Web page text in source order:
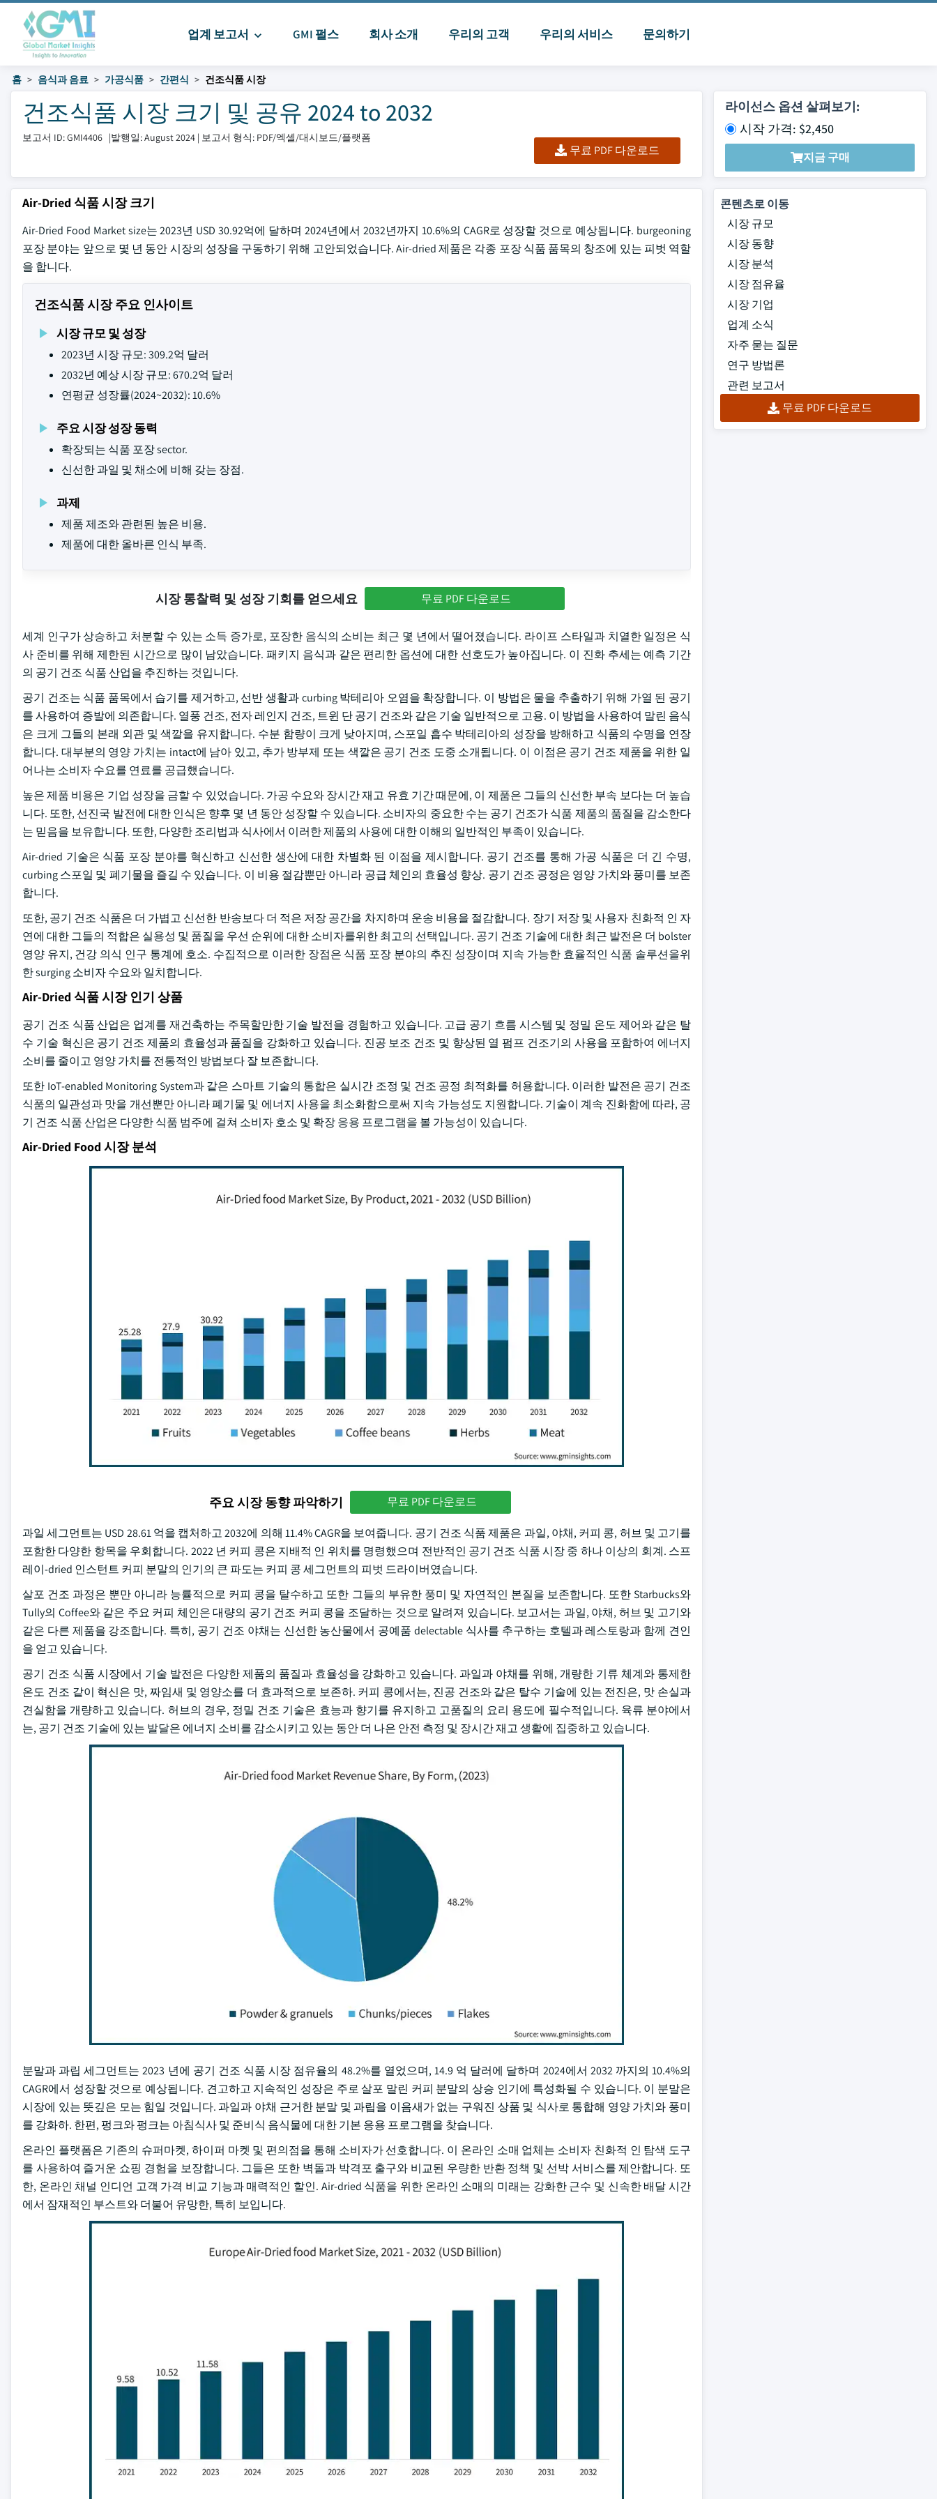
업계 보고서 GMI 펄스 회사 소개 우리의 고객 우리의 서비스 문의하기
홈 음식과 음료 가공식품 간편식 건조식품 시장
건조식품 시장 크기 및 공유 2024 to 2032
보고서 ID: GMI4406 |발행일: August 2024 | 보고서 형식: PDF/엑셀/대시보드/플랫폼
무료 PDF 다운로드
라이선스 옵션 살펴보기:
시작 가격: $2,450
지금 구매
Air-Dried 식품 시장 크기
Air-Dried Food Market size는 2023년 USD 30.92억에 달하며 2024년에서 2032년까지 10.6%의 CAGR로 성장할 것으로 예상됩니다. burgeoning
포장 분야는 앞으로 몇 년 동안 시장의 성장을 구동하기 위해 고안되었습니다. Air-dried 제품은 각종 포장 식품 품목의 창조에 있는 피벗 역할
을 합니다.
건조식품 시장 주요 인사이트
시장 규모 및 성장
2023년 시장 규모: 309.2억 달러
2032년 예상 시장 규모: 670.2억 달러
연평균 성장률(2024~2032): 10.6%
주요 시장 성장 동력
확장되는 식품 포장 sector.
신선한 과일 및 채소에 비해 갖는 장점.
과제
제품 제조와 관련된 높은 비용.
제품에 대한 올바른 인식 부족.
시장 통찰력 및 성장 기회를 얻으세요 무료 PDF 다운로드
세계 인구가 상승하고 처분할 수 있는 소득 증가로, 포장한 음식의 소비는 최근 몇 년에서 떨어졌습니다. 라이프 스타일과 치열한 일정은 식
사 준비를 위해 제한된 시간으로 많이 남았습니다. 패키지 음식과 같은 편리한 옵션에 대한 선호도가 높아집니다. 이 진화 추세는 예측 기간
의 공기 건조 식품 산업을 추진하는 것입니다.
공기 건조는 식품 품목에서 습기를 제거하고, 선반 생활과 curbing 박테리아 오염을 확장합니다. 이 방법은 물을 추출하기 위해 가열 된 공기
를 사용하여 증발에 의존합니다. 열풍 건조, 전자 레인지 건조, 트윈 단 공기 건조와 같은 기술 일반적으로 고용. 이 방법을 사용하여 말린 음식
은 크게 그들의 본래 외관 및 색깔을 유지합니다. 수분 함량이 크게 낮아지며, 스포일 흡수 박테리아의 성장을 방해하고 식품의 수명을 연장
합니다. 대부분의 영양 가치는 intact에 남아 있고, 추가 방부제 또는 색깔은 공기 건조 도중 소개됩니다. 이 이점은 공기 건조 제품을 위한 일
어나는 소비자 수요를 연료를 공급했습니다.
높은 제품 비용은 기업 성장을 금할 수 있었습니다. 가공 수요와 장시간 재고 유효 기간 때문에, 이 제품은 그들의 신선한 부속 보다는 더 높습
니다. 또한, 선진국 발전에 대한 인식은 향후 몇 년 동안 성장할 수 있습니다. 소비자의 중요한 수는 공기 건조가 식품 제품의 품질을 감소한다
는 믿음을 보유합니다. 또한, 다양한 조리법과 식사에서 이러한 제품의 사용에 대한 이해의 일반적인 부족이 있습니다.
Air-dried 기술은 식품 포장 분야를 혁신하고 신선한 생산에 대한 차별화 된 이점을 제시합니다. 공기 건조를 통해 가공 식품은 더 긴 수명,
curbing 스포일 및 폐기물을 즐길 수 있습니다. 이 비용 절감뿐만 아니라 공급 체인의 효율성 향상. 공기 건조 공정은 영양 가치와 풍미를 보존
합니다.
또한, 공기 건조 식품은 더 가볍고 신선한 반송보다 더 적은 저장 공간을 차지하며 운송 비용을 절감합니다. 장기 저장 및 사용자 친화적 인 자
연에 대한 그들의 적합은 실용성 및 품질을 우선 순위에 대한 소비자를위한 최고의 선택입니다. 공기 건조 기술에 대한 최근 발전은 더 bolster
영양 유지, 건강 의식 인구 통계에 호소. 수집적으로 이러한 장점은 식품 포장 분야의 추진 성장이며 지속 가능한 효율적인 식품 솔루션을위
한 surging 소비자 수요와 일치합니다.
Air-Dried 식품 시장 인기 상품
공기 건조 식품 산업은 업계를 재건축하는 주목할만한 기술 발전을 경험하고 있습니다. 고급 공기 흐름 시스템 및 정밀 온도 제어와 같은 탈
수 기술 혁신은 공기 건조 제품의 효율성과 품질을 강화하고 있습니다. 진공 보조 건조 및 향상된 열 펌프 건조기의 사용을 포함하여 에너지
소비를 줄이고 영양 가치를 전통적인 방법보다 잘 보존합니다.
또한 IoT-enabled Monitoring System과 같은 스마트 기술의 통합은 실시간 조정 및 건조 공정 최적화를 허용합니다. 이러한 발전은 공기 건조
식품의 일관성과 맛을 개선뿐만 아니라 폐기물 및 에너지 사용을 최소화함으로써 지속 가능성도 지원합니다. 기술이 계속 진화함에 따라, 공
기 건조 식품 산업은 다양한 식품 범주에 걸쳐 소비자 호소 및 확장 응용 프로그램을 볼 가능성이 있습니다.
Air-Dried Food 시장 분석
주요 시장 동향 파악하기 무료 PDF 다운로드
과일 세그먼트는 USD 28.61 억을 캡처하고 2032에 의해 11.4% CAGR을 보여줍니다. 공기 건조 식품 제품은 과일, 야채, 커피 콩, 허브 및 고기를
포함한 다양한 항목을 우회합니다. 2022 년 커피 콩은 지배적 인 위치를 명령했으며 전반적인 공기 건조 식품 시장 중 하나 이상의 회계. 스프
레이-dried 인스턴트 커피 분말의 인기의 큰 파도는 커피 콩 세그먼트의 피벗 드라이버였습니다.
살포 건조 과정은 뿐만 아니라 능률적으로 커피 콩을 탈수하고 또한 그들의 부유한 풍미 및 자연적인 본질을 보존합니다. 또한 Starbucks와
Tully의 Coffee와 같은 주요 커피 체인은 대량의 공기 건조 커피 콩을 조달하는 것으로 알려져 있습니다. 보고서는 과일, 야채, 허브 및 고기와
같은 다른 제품을 강조합니다. 특히, 공기 건조 야채는 신선한 농산물에서 공예품 delectable 식사를 추구하는 호텔과 레스토랑과 함께 견인
을 얻고 있습니다.
공기 건조 식품 시장에서 기술 발전은 다양한 제품의 품질과 효율성을 강화하고 있습니다. 과일과 야채를 위해, 개량한 기류 체계와 통제한
온도 건조 같이 혁신은 맛, 짜임새 및 영양소를 더 효과적으로 보존하. 커피 콩에서는, 진공 건조와 같은 탈수 기술에 있는 전진은, 맛 손실과
견실함을 개량하고 있습니다. 허브의 경우, 정밀 건조 기술은 효능과 향기를 유지하고 고품질의 요리 용도에 필수적입니다. 육류 분야에서
는, 공기 건조 기술에 있는 발달은 에너지 소비를 감소시키고 있는 동안 더 나은 안전 측정 및 장시간 재고 생활에 집중하고 있습니다.
분말과 과립 세그먼트는 2023 년에 공기 건조 식품 시장 점유율의 48.2%를 열었으며, 14.9 억 달러에 달하며 2024에서 2032 까지의 10.4%의
CAGR에서 성장할 것으로 예상됩니다. 견고하고 지속적인 성장은 주로 살포 말린 커피 분말의 상승 인기에 특성화될 수 있습니다. 이 분말은
시장에 있는 뜻깊은 모는 힘일 것입니다. 과일과 야채 근거한 분말 및 과립을 이음새가 없는 구워진 상품 및 식사로 통합해 영양 가치와 풍미
를 강화하. 한편, 펑크와 펑크는 아침식사 및 준비식 음식물에 대한 기본 응용 프로그램을 찾습니다.
온라인 플랫폼은 기존의 슈퍼마켓, 하이퍼 마켓 및 편의점을 통해 소비자가 선호합니다. 이 온라인 소매 업체는 소비자 친화적 인 탐색 도구
를 사용하여 즐거운 쇼핑 경험을 보장합니다. 그들은 또한 벽돌과 박격포 출구와 비교된 우량한 반환 정책 및 선박 서비스를 제안합니다. 또
한, 온라인 채널 인디언 고객 가격 비교 기능과 매력적인 할인. Air-dried 식품을 위한 온라인 소매의 미래는 강화한 근수 및 신속한 배달 시간
에서 잠재적인 부스트와 더불어 유망한, 특히 보입니다.
콘텐츠로 이동
시장 규모
시장 동향
시장 분석
시장 점유율
시장 기업
업계 소식
자주 묻는 질문
연구 방법론
관련 보고서
무료 PDF 다운로드